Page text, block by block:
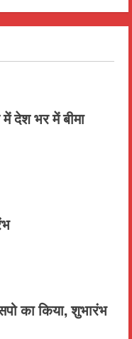
देश भर में बीमा
का किया, शुभारंभ